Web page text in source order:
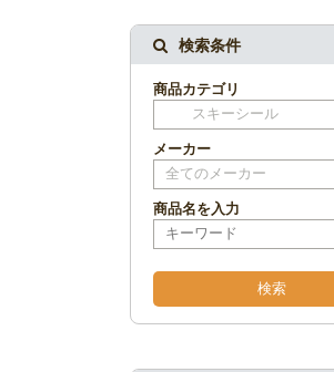
検索条件
商品カテゴリ
スキーシール
メーカー
全てのメーカー
商品名を入力
検索